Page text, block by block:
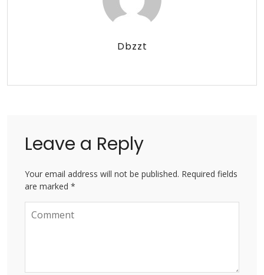
Dbzzt
Leave a Reply
Your email address will not be published. Required fields
are marked *